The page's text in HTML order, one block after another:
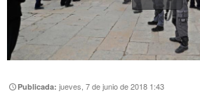
Publicada:jueves, 7 de junio de 2018 1:43